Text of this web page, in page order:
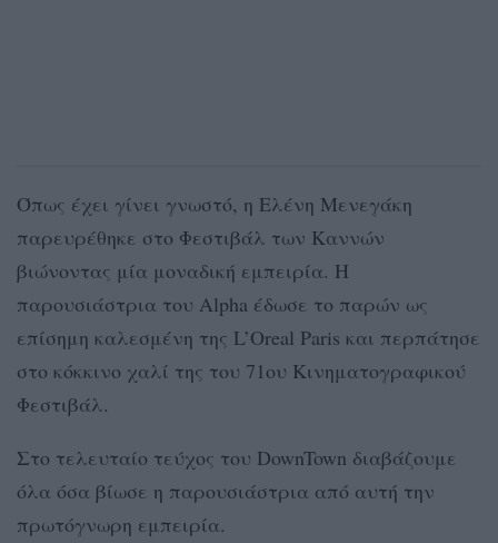
Όπως έχει γίνει γνωστό, η Ελένη Μενεγάκη
παρευρέθηκε στο Φεστιβάλ των Καννών
βιώνοντας μία μοναδική εμπειρία. Η
παρουσιάστρια του Alpha έδωσε το παρών ως
επίσημη καλεσμένη της L’Oreal Paris και περπάτησε
στο κόκκινο χαλί της του 71ου Κινηματογραφικού
Φεστιβάλ.
Στο τελευταίο τεύχος του DownTown διαβάζουμε
όλα όσα βίωσε η παρουσιάστρια από αυτή την
πρωτόγνωρη εμπειρία.